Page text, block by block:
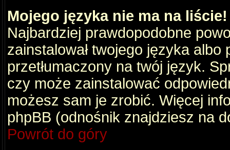
Mojego języka nie ma na liście!
Najbardziej prawdopodobne
zainstalował twojego języka albo
przetłumaczony na twój język.
czy może zainstalować
możesz sam je zrobić. Więcej
phpBB (odnośnik znajdziesz na
Powrót do góry